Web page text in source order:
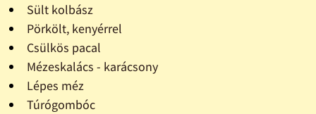
Sült kolbász
Pörkölt, kenyérrel
Csülkös pacal
Mézeskalács - karácsony
Lépes méz
Túrógombóc